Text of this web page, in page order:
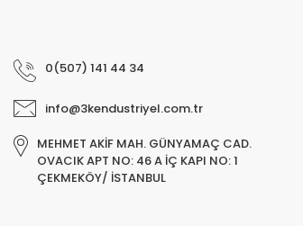
0(507) 141 44 34
info@3kendustriyel.com.tr
MEHMET AKİF MAH. GÜNYAMAÇ CAD.
OVACIK APT NO: 46 A İÇ KAPI NO: 1
ÇEKMEKÖY/ İSTANBUL